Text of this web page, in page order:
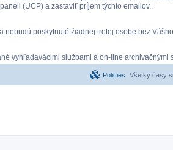
(UCP) a zastaviť príjem týchto emailov..
nebudú poskytnuté žiadnej tretej osobe bez
vyhľadavácimi službami a on-line archivačnými
Všetky časy
Policies